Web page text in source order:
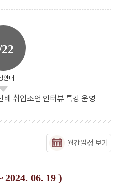
안내
배 취업조언 인터뷰 특강 운영
월간일정 보기
2024. 06. 19 )